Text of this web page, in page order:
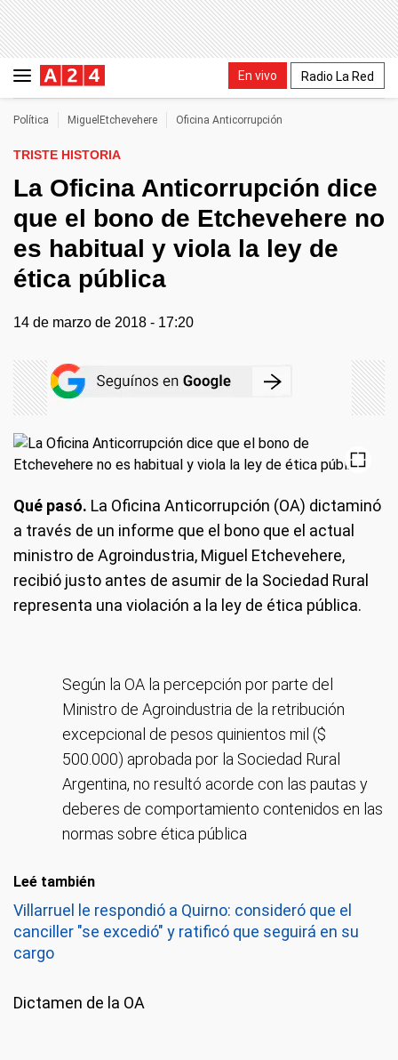
En vivo Radio La Red
Política MiguelEtchevehere Oficina Anticorrupción
TRISTE HISTORIA
La Oficina Anticorrupción dice
que el bono de Etchevehere no
es habitual y viola la ley de
ética pública
14 de marzo de 2018 - 17:20
Qué pasó. La Oficina Anticorrupción (OA) dictaminó
a través de un informe que el bono que el actual
ministro de Agroindustria, Miguel Etchevehere,
recibió justo antes de asumir de la Sociedad Rural
representa una violación a la ley de ética pública.
Según la OA la percepción por parte del
Ministro de Agroindustria de la retribución
excepcional de pesos quinientos mil ($
500.000) aprobada por la Sociedad Rural
Argentina, no resultó acorde con las pautas y
deberes de comportamiento contenidos en las
normas sobre ética pública
Leé también
Villarruel le respondió a Quirno: consideró que el
canciller "se excedió" y ratificó que seguirá en su
cargo
Dictamen de la OA